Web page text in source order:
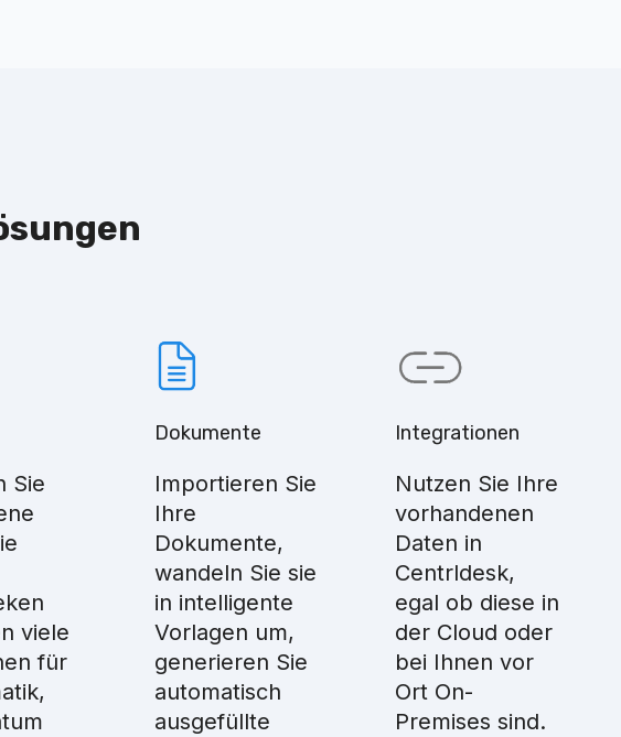
Sie
viele
für
Dokumente
Importieren Sie
Ihre
Dokumente,
wandeln Sie sie
in intelligente
Vorlagen um,
generieren Sie
automatisch
ausgefüllte
Integrationen
Nutzen Sie Ihre
vorhandenen
Daten in
Centrldesk,
egal ob diese in
der Cloud oder
bei Ihnen vor
Ort On-
Premises sind.